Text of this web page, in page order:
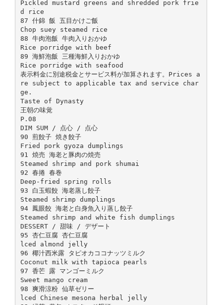
Pickled mustard greens and shredded pork frie
d rice
87 什錦 飯 五目かけご飯
Chop suey steamed rice
88 牛肉泡飯 牛肉入りおかゆ
Rice porridge with beef
89 海鮮泡飯 三種海鮮入りおかゆ
Rice porridge with seafood
表示料金に別途税金とサービス料が加算されます。Prices a
re subject to applicable tax and service char
ge.
Taste of Dynasty
王朝の味覚
P.08
DIM SUM / 点心 / 点心
90 煎餃子 焼き餃子
Fried pork gyoza dumplings
91 焼売 海老と豚肉の焼売
Steamed shrimp and pork shumai
92 春捲 春巻
Deep-fried spring rolls
93 白玉蝦餃 海老蒸し餃子
Steamed shrimp dumplings
94 鳳眼餃 海老と白身魚入り蒸し餃子
Steamed shrimp and white fish dumplings
DESSERT / 甜味 / デザート
95 杏仁豆腐 杏仁豆腐
lced almond jelly
96 椰汁西米露 タピオカココナッツミルク
Coconut milk with tapioca pearls
97 香芒 露 マンゴーミルク
Sweet mango cream
98 爽滑涼粉 仙草ゼリー
lced Chinese mesona herbal jelly